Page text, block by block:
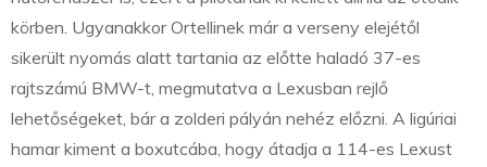
körben. Ugyanakkor Ortellinek már a verseny elejétől
sikerült nyomás alatt tartania az előtte haladó 37-es
rajtszámú BMW-t, megmutatva a Lexusban rejlő
lehetőségeket, bár a zolderi pályán nehéz előzni. A ligúriai
hamar kiment a boxutcába, hogy átadja a 114-es Lexust